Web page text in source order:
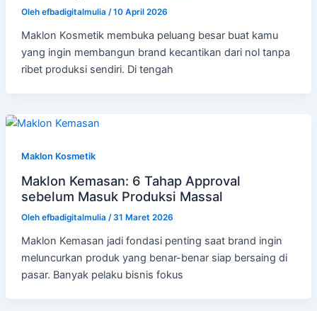
Oleh efbadigitalmulia /10 April 2026
Maklon Kosmetik membuka peluang besar buat kamu
yang ingin membangun brand kecantikan dari nol tanpa
ribet produksi sendiri. Di tengah
Maklon Kosmetik
Maklon Kemasan: 6 Tahap Approval
sebelum Masuk Produksi Massal
Oleh efbadigitalmulia /31 Maret 2026
Maklon Kemasan jadi fondasi penting saat brand ingin
meluncurkan produk yang benar-benar siap bersaing di
pasar. Banyak pelaku bisnis fokus